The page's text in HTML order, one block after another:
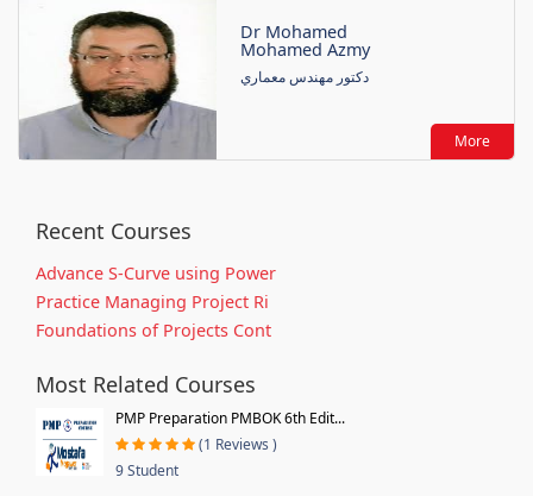
Dr Mohamed
Mohamed Azmy
دكتور مهندس معماري
More
Recent Courses
Advance S-Curve using Power
Practice Managing Project Ri
Foundations of Projects Cont
Most Related Courses
PMP Preparation PMBOK 6th Edit...
(1 Reviews )
9 Student